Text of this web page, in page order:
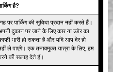
है?
पर पार्किंग की सुविधा प्रदान नहीं करते हैं।
दुकान पर जाने के लिए कार या उबेर का
भारी हो सकता है और यदि आप देर हो
ले पाएंगे। एक तनावमुक्त यात्रा के लिए, हम
की सलाह देते हैं।